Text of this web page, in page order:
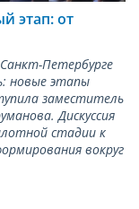
этап: от
Петербурге
новые этапы
заместитель
Дискуссия
стадии к
вокруг